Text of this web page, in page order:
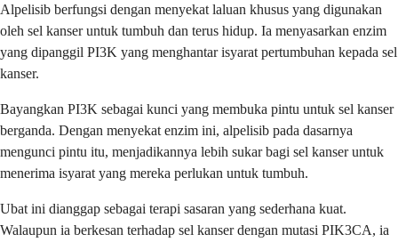
Alpelisib berfungsi dengan menyekat laluan khusus yang digunakan
oleh sel kanser untuk tumbuh dan terus hidup. Ia menyasarkan enzim
yang dipanggil PI3K yang menghantar isyarat pertumbuhan kepada sel
kanser.
Bayangkan PI3K sebagai kunci yang membuka pintu untuk sel kanser
berganda. Dengan menyekat enzim ini, alpelisib pada dasarnya
mengunci pintu itu, menjadikannya lebih sukar bagi sel kanser untuk
menerima isyarat yang mereka perlukan untuk tumbuh.
Ubat ini dianggap sebagai terapi sasaran yang sederhana kuat.
Walaupun ia berkesan terhadap sel kanser dengan mutasi PIK3CA, ia